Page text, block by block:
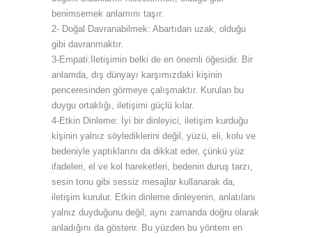
benimsemek anlamını taşır.
2- Doğal Davranabilmek: Abartıdan uzak, olduğu
gibi davranmaktır.
3-Empati:İletişimin belki de en önemli öğesidir. Bir
anlamda, dış dünyayı karşımızdaki kişinin
penceresinden görmeye çalışmaktır. Kurulan bu
duygu ortaklığı, iletişimi güçlü kılar.
4-Etkin Dinleme: İyi bir dinleyici, iletişim kurduğu
kişinin yalnız söylediklerini değil, yüzü, eli, kolu ve
bedeniyle yaptıklarını da dikkat eder, çünkü yüz
ifadeleri, el ve kol hareketleri, bedenin duruş tarzı,
sesin tonu gibi sessiz mesajlar kullanarak da,
iletişim kurulur. Etkin dinleme dinleyenin, anlatılanı
yalnız duyduğunu değil, aynı zamanda doğru olarak
anladığını da gösterir. Bu yüzden bu yöntem en